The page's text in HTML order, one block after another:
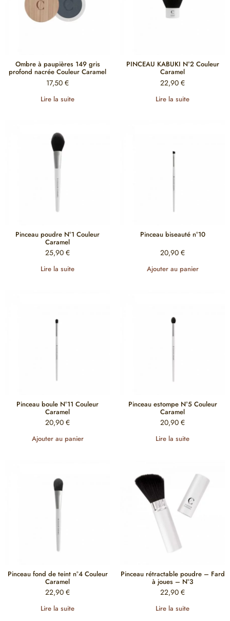
Ombre à paupières 149 gris
profond nacrée Couleur Caramel
17,50 €
Lire la suite
PINCEAU KABUKI N°2 Couleur
Caramel
22,90 €
Lire la suite
Pinceau poudre N°1 Couleur
Caramel
25,90 €
Lire la suite
Pinceau biseauté n°10
20,90 €
Ajouter au panier
Pinceau boule N°11 Couleur
Caramel
20,90 €
Ajouter au panier
Pinceau estompe N°5 Couleur
Caramel
20,90 €
Lire la suite
Pinceau fond de teint n°4 Couleur
Caramel
22,90 €
Lire la suite
Pinceau rétractable poudre – Fard
à joues – N°3
22,90 €
Lire la suite